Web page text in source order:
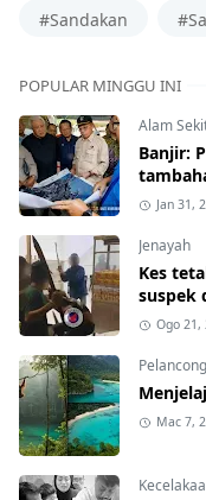
#Sandakan
POPULAR MINGGU INI
Alam
Banjir:
Jan 31,
Jenayah
Kes
suspek
Ogo 21,
Mac 7,